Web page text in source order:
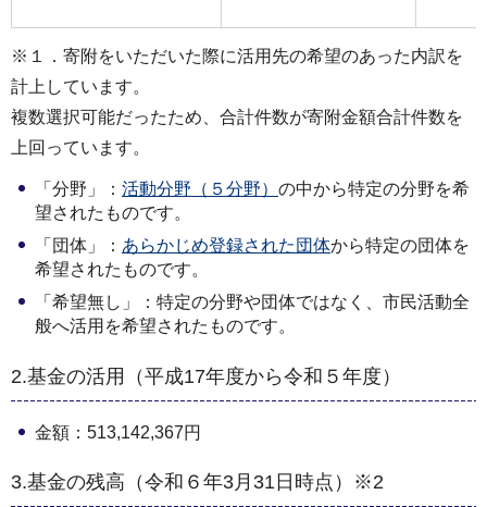
※１．寄附をいただいた際に活⽤先の希望のあった内訳を
計上しています。
複数選択可能だったため、合計件数が寄附⾦額合計件数を
上回っています。
「分野」： 活動分野（５分野） の中から特定の分野を希
望されたものです。
「団体」： あらかじめ登録された団体から特定の団体を
希望されたものです。
「希望無し」：特定の分野や団体ではなく、市⺠活動全
般へ活⽤を希望されたものです。
2.基金の活用（平成17年度から令和５年度）
⾦額：513,142,367円
3.基⾦の残⾼（令和６年3⽉31⽇時点）※2